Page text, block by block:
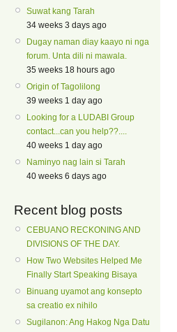
Suwat kang Tarah
34 weeks 3 days ago
Dugay naman diay kaayo ni nga
forum. Unta dili ni mawala.
35 weeks 18 hours ago
Origin of Tagolilong
39 weeks 1 day ago
Looking for a LUDABI Group
contact...can you help??....
40 weeks 1 day ago
Naminyo nag lain si Tarah
40 weeks 6 days ago
Recent blog posts
CEBUANO RECKONING AND
DIVISIONS OF THE DAY.
How Two Websites Helped Me
Finally Start Speaking Bisaya
Binuang uyamot ang konsepto
sa creatio ex nihilo
Sugilanon: Ang Hakog Nga Datu